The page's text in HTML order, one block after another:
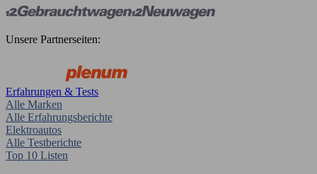
Unsere Partnerseiten:
Erfahrungen & Tests
Alle Marken
Alle Erfahrungsberichte
Elektroautos
Alle Testberichte
Top 10 Listen